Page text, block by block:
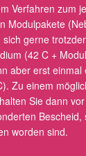
Verfahren zum
Modulpakete
gerne
(42 C +
aber erst einmal
Zu einem
Sie dann
Bescheid,
worden sind.